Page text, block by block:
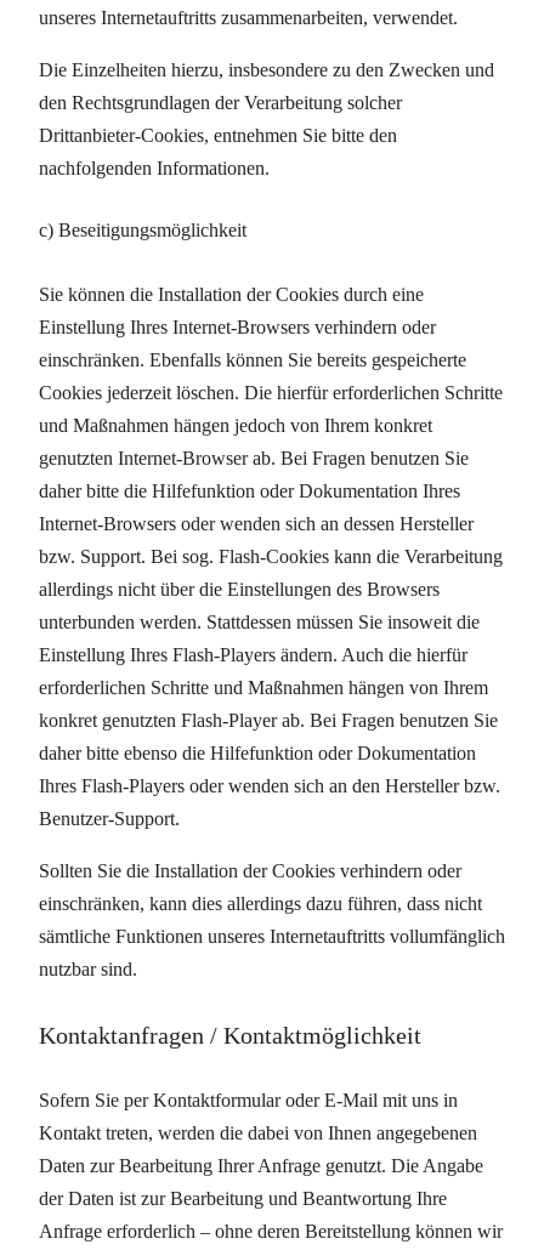
unseres Internetauftritts zusammenarbeiten, verwendet.
Die Einzelheiten hierzu, insbesondere zu den Zwecken und
den Rechtsgrundlagen der Verarbeitung solcher
Drittanbieter-Cookies, entnehmen Sie bitte den
nachfolgenden Informationen.
c) Beseitigungsmöglichkeit
Sie können die Installation der Cookies durch eine
Einstellung Ihres Internet-Browsers verhindern oder
einschränken. Ebenfalls können Sie bereits gespeicherte
Cookies jederzeit löschen. Die hierfür erforderlichen Schritte
und Maßnahmen hängen jedoch von Ihrem konkret
genutzten Internet-Browser ab. Bei Fragen benutzen Sie
daher bitte die Hilfefunktion oder Dokumentation Ihres
Internet-Browsers oder wenden sich an dessen Hersteller
bzw. Support. Bei sog. Flash-Cookies kann die Verarbeitung
allerdings nicht über die Einstellungen des Browsers
unterbunden werden. Stattdessen müssen Sie insoweit die
Einstellung Ihres Flash-Players ändern. Auch die hierfür
erforderlichen Schritte und Maßnahmen hängen von Ihrem
konkret genutzten Flash-Player ab. Bei Fragen benutzen Sie
daher bitte ebenso die Hilfefunktion oder Dokumentation
Ihres Flash-Players oder wenden sich an den Hersteller bzw.
Benutzer-Support.
Sollten Sie die Installation der Cookies verhindern oder
einschränken, kann dies allerdings dazu führen, dass nicht
sämtliche Funktionen unseres Internetauftritts vollumfänglich
nutzbar sind.
Kontaktanfragen / Kontaktmöglichkeit
Sofern Sie per Kontaktformular oder E-Mail mit uns in
Kontakt treten, werden die dabei von Ihnen angegebenen
Daten zur Bearbeitung Ihrer Anfrage genutzt. Die Angabe
der Daten ist zur Bearbeitung und Beantwortung Ihre
Anfrage erforderlich – ohne deren Bereitstellung können wir